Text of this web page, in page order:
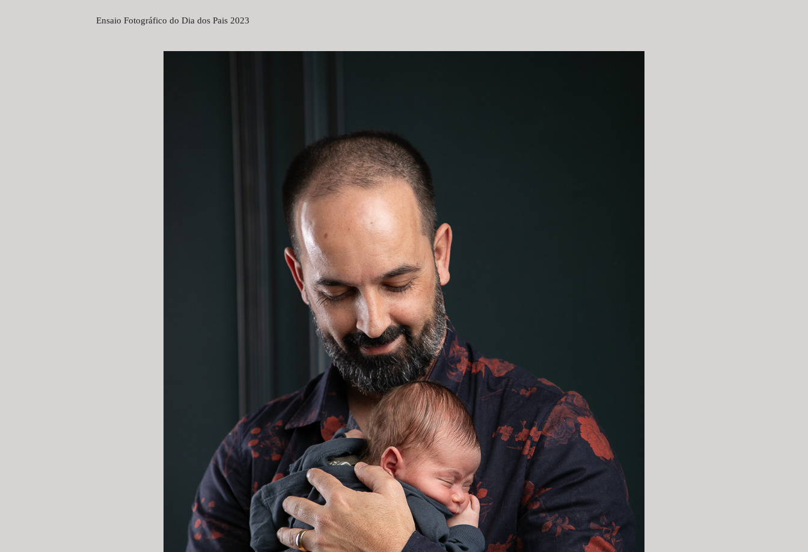
Ensaio Fotográfico do Dia dos Pais 2023